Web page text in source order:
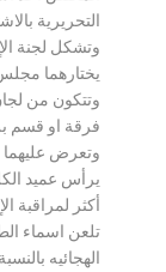
التحريرية
وتشكل لجنة
يختارهما
وتتكون من
فرقة او قسم
وتعرض عليهما
يرأس عميد
أكثر لمراقبة
تلعن اسماء
الهجائيه